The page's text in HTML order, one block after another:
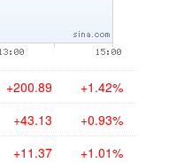
+200.89 +1.42%
+43.13 +0.93%
+11.37 +1.01%